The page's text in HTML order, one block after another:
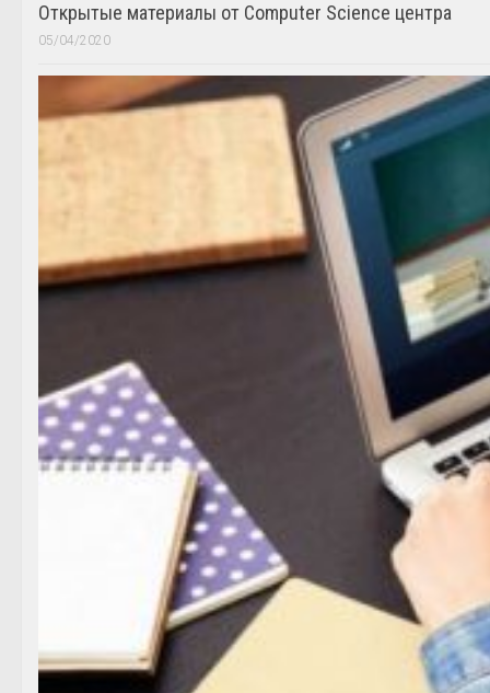
Открытые материалы от Computer Science центра
05/04/2020